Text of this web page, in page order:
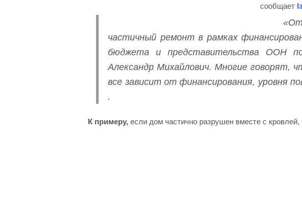
сообщает
частичный ремонт в рамках
бюджета и представительства ООН
Александр Михайлович. Многие говорят,
все зависит от финансирования, уровня
.
К примеру,если дом частично разрушен вместе с